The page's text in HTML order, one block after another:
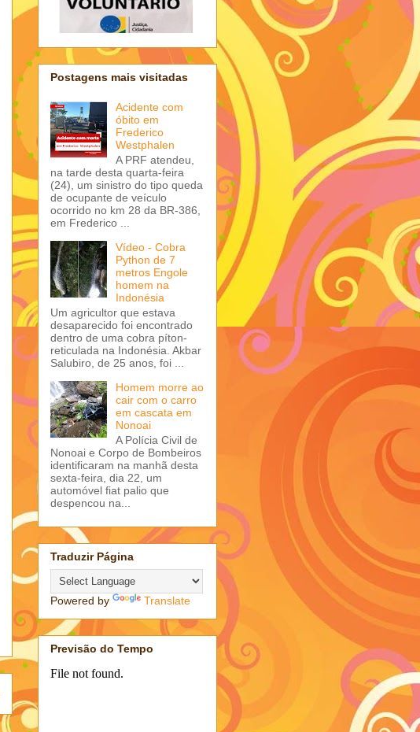
Postagens mais visitadas
Acidente com
óbito em
Frederico
Westphalen
A PRF atendeu,
na tarde desta quarta-feira
(24), um sinistro do tipo queda
de ocupante de veículo
ocorrido no km 28 da BR-386,
em Frederico ...
Vídeo - Cobra
Python de 7
metros Engole
homem na
Indonésia
Um agricultor que estava
desaparecido foi encontrado
dentro de uma cobra píton-
reticulada na Indonésia. Akbar
Salubiro, de 25 anos, foi ...
Homem morre ao
cair com o carro
em cascata em
Nonoai
A Polícia Civil de
Nonoai e Corpo de Bombeiros
identificaram na manhã desta
sexta-feira, dia 22, um
automóvel fiat palio que
despencou na...
Traduzir Página
Powered by Translate
Previsão do Tempo